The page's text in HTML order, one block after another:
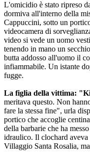
L'omicidio è stato ripreso
dormiva all'interno della
Cappuccini, sotto un
videocamera di
video si vede un uomo
tenendo in mano un
butta addosso all'uomo il
infiammabile. Un istante
fugge.
La figlia della vittima:
meritava questo. Non
fare la stessa fine", urla
portico che accoglie
della barbarie che ha
idraulico. Il clochard
Villaggio Santa Rosalia,